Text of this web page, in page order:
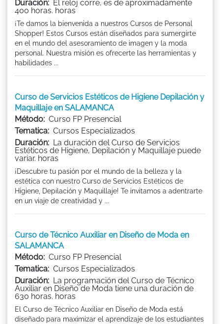
Duración: El reloj corre, es de aproximadamente
400 horas. horas
¡Te damos la bienvenida a nuestros Cursos de Personal
Shopper! Estos Cursos están diseñados para sumergirte
en el mundo del asesoramiento de imagen y la moda
personal. Nuestra misión es ofrecerte las herramientas y
habilidades ...
Curso de Servicios Estéticos de Higiene Depilación y
Maquillaje en SALAMANCA
Método: Curso FP Presencial
Tematica: Cursos Especializados
Duración: La duración del Curso de Servicios
Estéticos de Higiene, Depilación y Maquillaje puede
variar. horas
¡Descubre tu pasión por el mundo de la belleza y la
estética con nuestro Curso de Servicios Estéticos de
Higiene, Depilación y Maquillaje! Te invitamos a adentrarte
en un viaje de creatividad y ...
Curso de Técnico Auxiliar en Diseño de Moda en
SALAMANCA
Método: Curso FP Presencial
Tematica: Cursos Especializados
Duración: La programación del Curso de Técnico
Auxiliar en Diseño de Moda tiene una duración de
630 horas. horas
El Curso de Técnico Auxiliar en Diseño de Moda está
diseñado para maximizar el aprendizaje de los estudiantes